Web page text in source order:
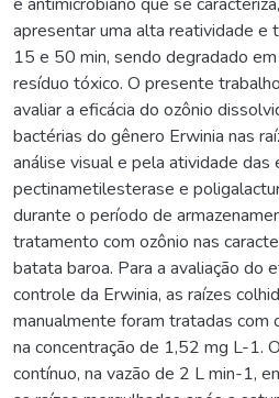
apresentar uma alta reatividade e
15 e 50 min, sendo degradado
resíduo tóxico. O presente
avaliar a eficácia do ozônio
bactérias do gênero Erwinia nas
análise visual e pela atividade das
pectinametilesterase e
durante o período de
tratamento com ozônio nas
batata baroa. Para a avaliação do
controle da Erwinia, as raízes
manualmente foram tratadas com
na concentração de 1,52 mg L-1.
contínuo, na vazão de 2 L min-1,